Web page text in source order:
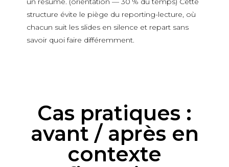
structure évite le piège du reporting-lecture, où
chacun suit les slides en silence et repart sans
savoir quoi faire différemment.
Cas pratiques :
avant / après en
contexte